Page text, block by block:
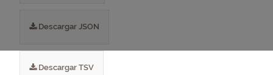
Descargar JSON
Descargar TSV